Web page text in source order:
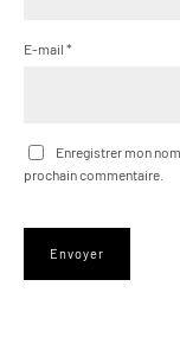
E-mail *
Enregistrer mon
prochain commentaire.